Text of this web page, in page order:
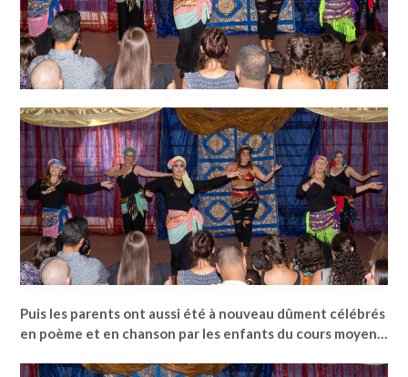
Puis les parents ont aussi été à nouveau dûment célébrés
en poème et en chanson par les enfants du cours moyen…